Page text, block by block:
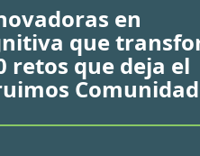
en
que
retos que deja el